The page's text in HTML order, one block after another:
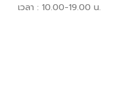
เวลา : 10.00-19.00 น.